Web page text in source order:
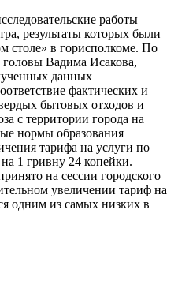
работы
результаты которых были
столе» в горисполкоме. По
головы Вадима Исакова,
данных
фактических и
бытовых отходов и
с территории города на
нормы образования
тарифа на услуги по
1 гривну 24 копейки.
на сессии городского
увеличении тариф на
одним из самых низких в